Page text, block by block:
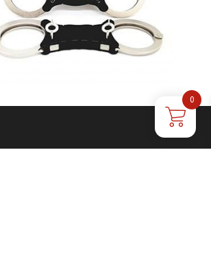
GRILLETE NÍQUEL RÍGIDO TCH
0